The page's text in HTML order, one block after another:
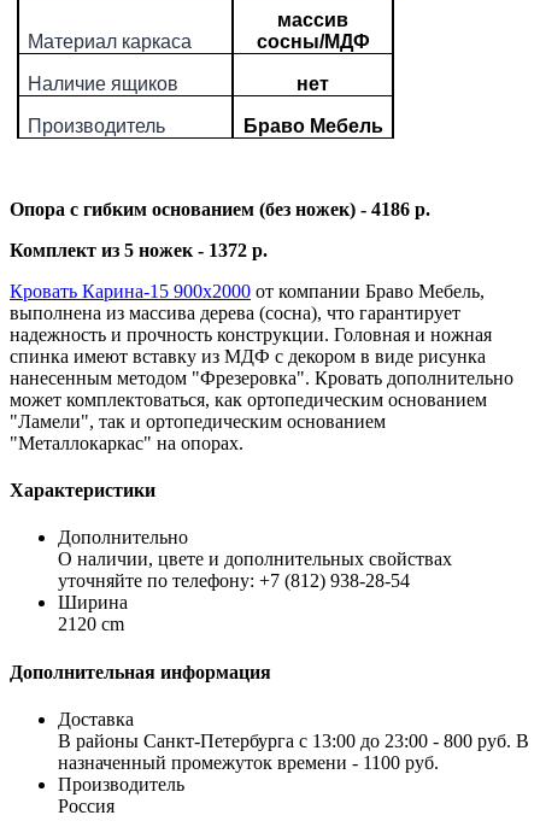
Материал каркаса
массив
сосны/МДФ
Наличие ящиков нет
Производитель Браво Мебель
Опора с гибким основанием (без ножек) - 4186 р.
Комплект из 5 ножек - 1372 р.
Кровать Карина-15 900х2000 от компании Браво Мебель,
выполнена из массива дерева (сосна), что гарантирует
надежность и прочность конструкции. Головная и ножная
спинка имеют вставку из МДФ с декором в виде рисунка
нанесенным методом "Фрезеровка". Кровать дополнительно
может комплектоваться, как ортопедическим основанием
"Ламели", так и ортопедическим основанием
"Металлокаркас" на опорах.
Характеристики
Дополнительно
О наличии, цвете и дополнительных свойствах
уточняйте по телефону: +7 (812) 938-28-54
Ширина
2120 cm
Дополнительная информация
Доставка
В районы Санкт-Петербурга с 13:00 до 23:00 - 800 руб. В
назначенный промежуток времени - 1100 руб.
Производитель
Россия